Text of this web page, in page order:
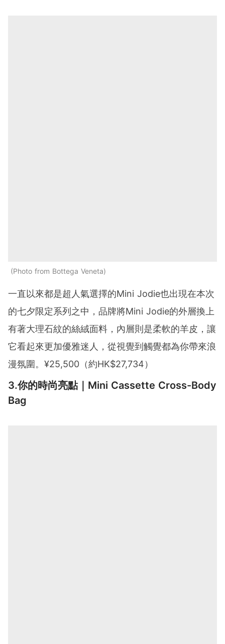
Photo from Bottega Veneta
一直以來都是超人氣選擇的Mini Jodie也出現在本次
的七夕限定系列之中，品牌將Mini Jodie的外層換上
有著大理石紋的絲絨面料，內層則是柔軟的羊皮，讓
它看起來更加優雅迷人，從視覺到觸覺都為你帶來浪
漫氛圍。¥25,500（約HK$27,734）
3.你的時尚亮點｜Mini Cassette Cross-Body
Bag